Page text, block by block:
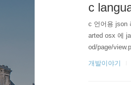
c
c 언어용 json
arted osx 에
od/page/
개발이야기